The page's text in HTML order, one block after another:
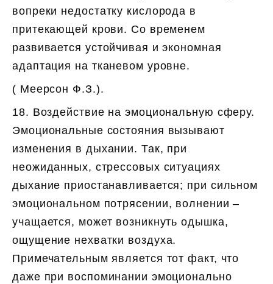
вопреки недостатку кислорода в
притекающей крови. Со временем
развивается устойчивая и экономная
адаптация на тканевом уровне.
( Меерсон Ф.З.).
18. Воздействие на эмоциональную сферу.
Эмоциональные состояния вызывают
изменения в дыхании. Так, при
неожиданных, стрессовых ситуациях
дыхание приостанавливается; при сильном
эмоциональном потрясении, волнении –
учащается, может возникнуть одышка,
ощущение нехватки воздуха.
Примечательным является тот факт, что
даже при воспоминании эмоционально